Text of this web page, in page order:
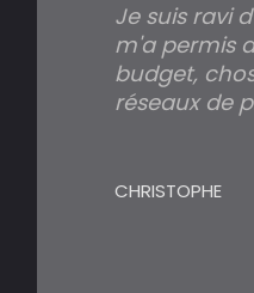
Je suis ravi
m'a permis
budget,
réseaux de
CHRISTOPHE